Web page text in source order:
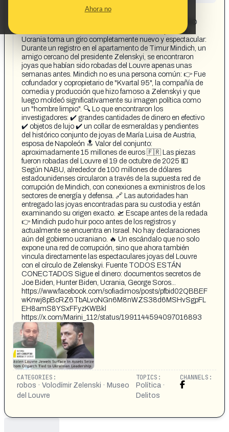
Ahora no
LAS GRANDES NOTICIAS: ¡JOYAS ROBADAS DEL
LOUVRE ENCONTRADAS EN LA CASA DE UN AMIGO
DE SELENSKYI! 🇺🇦💰 El escándalo de corrupción en
Ucrania toma un giro completamente nuevo y espectacular:
Durante un registro en el apartamento de Timur Mindich, un
amigo cercano del presidente Zelenskyi, se encontraron
joyas que habían sido robadas del Louvre apenas unas
semanas antes. Mindich no es una persona común: 👉 Fue
cofundador y copropietario de "Kvartal 95", la compañía de
comedia y producción que hizo famoso a Zelenskyi y que
luego moldeó significativamente su imagen política como
un "hombre limpio". 🔍 Lo que encontraron los
investigadores: ✔️ grandes cantidades de dinero en efectivo
✔️ objetos de lujo ✔️ un collar de esmeraldas y pendientes
del histórico conjunto de joyas de María Luisa de Austria,
esposa de Napoleón 🔝 Valor del conjunto:
aproximadamente 15 millones de euros 🇫🇷 Las piezas
fueron robadas del Louvre el 19 de octubre de 2025 💵
Según NABU, alrededor de 100 millones de dólares
estadounidenses circularon a través de la supuesta red de
corrupción de Mindich, con conexiones a exministros de los
sectores de energía y defensa. 🔗 Las autoridades han
entregado las joyas encontradas para su custodia y están
examinando su origen exacto. 🛫 Escape antes de la redada
👉 Mindich pudo huir poco antes de los registros y
actualmente se encuentra en Israel. No hay declaraciones
aún del gobierno ucraniano. 🔥 Un escándalo que no solo
expone una red de corrupción, sino que ahora también
vincula directamente las espectaculares joyas del Louvre
con el círculo de Zelenskyi. Fuente TODOS ESTÁN
CONECTADOS Sigue el dinero: documentos secretos de
Joe Biden, Hunter Biden, Ucrania, George Soros...
https://www.facebook.com/sofiadimos/posts/pfbid02QBBEF
wKnwj8pBcRZ6TbALvoNGn6M8nWZS38d6MSHvSgpFL
EH8amS8YSxFFyzKWBkl
https://x.com/Marini_112/status/1991144594097016893
CATEGORIES:
robos · Volodímir Zelenski · Museo
del Louvre
TOPICS:
Política ·
Delitos
CHANNELS: